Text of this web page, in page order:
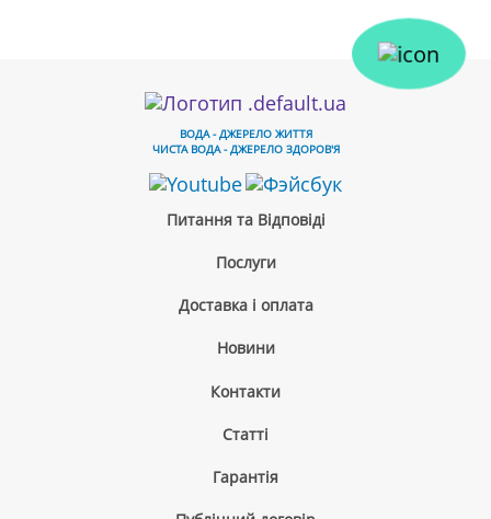
ВОДА - ДЖЕРЕЛО ЖИТТЯ
ЧИСТА ВОДА - ДЖЕРЕЛО ЗДОРОВ'Я
Питання та Відповіді
Послуги
Доставка і оплата
Новини
Контакти
Cтатті
Гарантія